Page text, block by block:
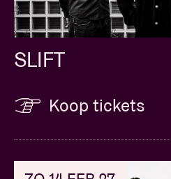
SLIFT
Koop tickets